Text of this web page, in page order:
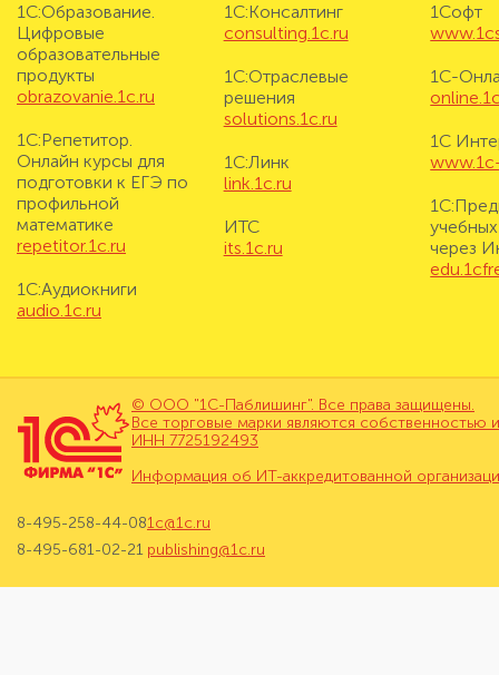
1С:Образование.
Цифровые
образовательные
продукты
obrazovanie.1c.ru
1С:Репетитор.
Онлайн курсы для
подготовки к ЕГЭ по
профильной
математике
repetitor.1c.ru
1С:Аудиокниги
audio.1c.ru
1С:Консалтинг
consulting.1c.ru
1С:Отраслевые
решения
solutions.1c.ru
1С:Линк
link.1c.ru
ИТС
its.1c.ru
1Софт
1С-
1С
через
© ООО "1С-Паблишинг". Все права защищены.
Все торговые марки являются собственностью
ИНН 7725192493
Информация об ИТ-аккредитованной
8-495-258-44-08
8-495-681-02-21
1c@1c.ru
publishing@1c.ru